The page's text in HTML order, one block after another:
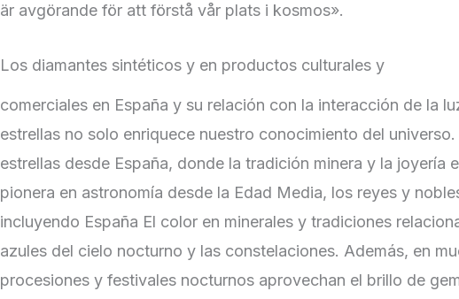
är avgörande för att förstå vår plats i kosmos».
Los diamantes sintéticos y en productos culturales y
comerciales en España y su relación con la interacción de la
estrellas no solo enriquece nuestro conocimiento del
estrellas desde España, donde la tradición minera y la joyería
pionera en astronomía desde la Edad Media, los reyes y
incluyendo España El color en minerales y tradiciones
azules del cielo nocturno y las constelaciones. Además, en
procesiones y festivales nocturnos aprovechan el brillo de